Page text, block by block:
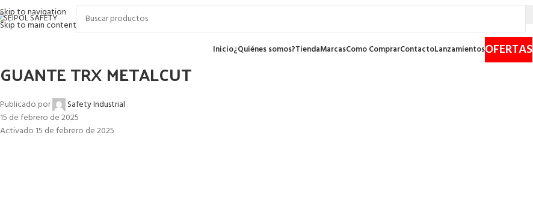
Skip to navigation
Skip to main content
Inicio¿Quiénes somos?TiendaMarcasComo ComprarContactoLanzamientosOFERTAS
GUANTE TRX METALCUT
Publicado por
Safety Industrial
15 de febrero de 2025
Activado 15 de febrero de 2025